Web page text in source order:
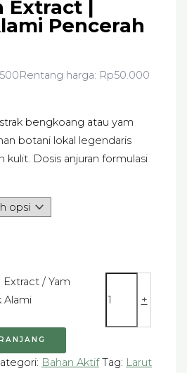
Extract |
Pencerah
Rentang harga: Rp50.000
bengkoang atau yam
botani lokal legendaris
kulit. Dosis anjuran formulasi
/ Yam
Alami
+
Bahan Aktif Tag: Larut